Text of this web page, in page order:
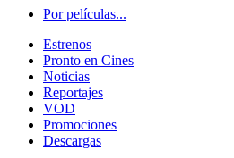
Por películas...
Estrenos
Pronto en Cines
Noticias
Reportajes
VOD
Promociones
Descargas